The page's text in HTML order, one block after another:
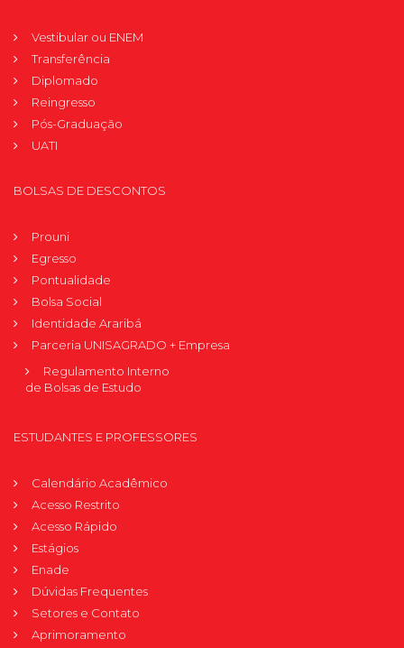
Vestibular ou ENEM
Transferência
Diplomado
Reingresso
Pós-Graduação
UATI
BOLSAS DE DESCONTOS
Prouni
Egresso
Pontualidade
Bolsa Social
Identidade Araribá
Parceria UNISAGRADO + Empresa
Regulamento Interno
de Bolsas de Estudo
ESTUDANTES E PROFESSORES
Calendário Acadêmico
Acesso Restrito
Acesso Rápido
Estágios
Enade
Dúvidas Frequentes
Setores e Contato
Aprimoramento